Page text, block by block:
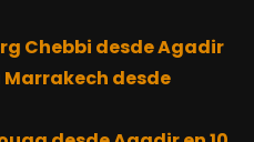
Chebbi desde Agadir
Marrakech desde